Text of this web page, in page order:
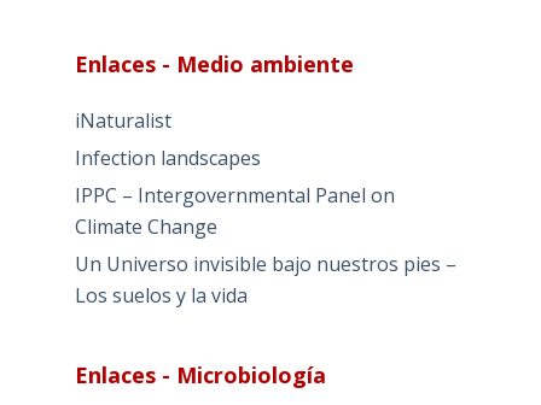
Enlaces - Medio ambiente
iNaturalist
Infection landscapes
IPPC – Intergovernmental Panel on
Climate Change
Un Universo invisible bajo nuestros pies –
Los suelos y la vida
Enlaces - Microbiología